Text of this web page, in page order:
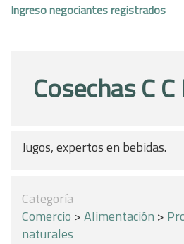
Ingreso negociantes registrados
Cosechas C
Jugos, expertos en bebidas.
Categoría
Comercio >Alimentación >
naturales